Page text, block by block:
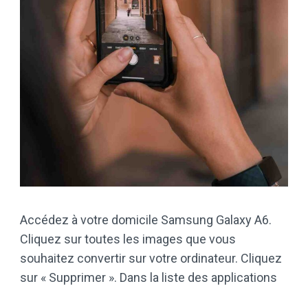
Accédez à votre domicile Samsung Galaxy A6.
Cliquez sur toutes les images que vous
souhaitez convertir sur votre ordinateur. Cliquez
sur « Supprimer ». Dans la liste des applications